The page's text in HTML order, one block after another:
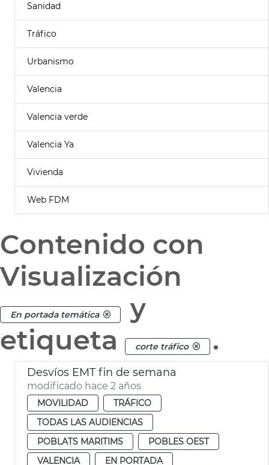
Sanidad
Tráfico
Urbanismo
Valencia
Valencia verde
Valencia Ya
Vivienda
Web FDM
Contenido con
Visualización
En portada temática
y
etiqueta
corte tráfico .
Desvíos EMT fin de semana
modificado hace 2 años
MOVILIDAD
TRÁFICO
TODAS LAS AUDIENCIAS
POBLATS MARITIMS
POBLES OEST
VALENCIA
EN PORTADA